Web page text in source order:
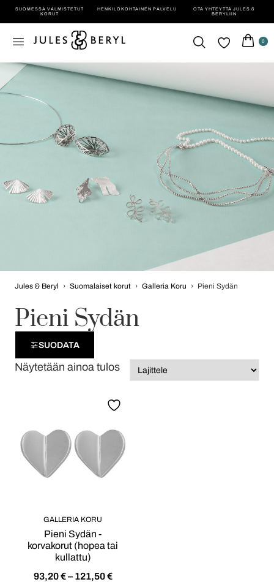
SUOMESSA VALMISTETUT
KORUT
HENKILÖ­KOHTAINEN PALVELU
OTA YHTEYTTÄ JULES &
BERYLIIN
0
Jules & Beryl › Suomalaiset korut › Galleria Koru › Pieni Sydän
Pieni Sydän
SUODATA
Näytetään ainoa tulos
GALLERIA KORU
Pieni Sydän -
korvakorut (hopea tai
kullattu)
93,20€ – 121,50€